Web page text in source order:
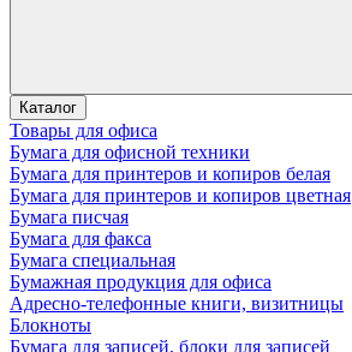
Каталог
Товары для офиса
Бумага для офисной техники
Бумага для принтеров и копиров белая
Бумага для принтеров и копиров цветная
Бумага писчая
Бумага для факса
Бумага специальная
Бумажная продукция для офиса
Адресно-телефонные книги, визитницы
Блокноты
Бумага для записей, блоки для записей